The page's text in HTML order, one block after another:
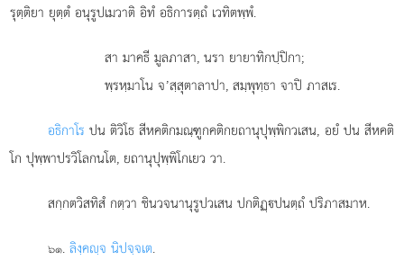
รุตฺติยา ยุตฺตํ อนุรูปเมวาติ อิทํ อธิการตฺถํ เวทิตพฺพํ.
สา มาคธี มูลภาสา, นรา ยายาทิกปฺปิกา;
พฺรหฺมาโน จ’สฺสุตาลาปา, สมฺพุทฺธา จาปิ ภาสเร.
อธิกาโร ปน ติวิโธ สีหคติกมณฺฑูกคติกยถานุปุพฺพิกวเสน, อยํ ปน สีหคติ
โก ปุพฺพาปรวิโลกนโต, ยถานุปุพฺพิโกเยว วา.
สกฺกตวิสทิสํ กตฺวา ชินวจนานุรูปวเสน ปกติฏฺปนตฺถํ ปริภาสมาห.
๖๑.ลิงฺคฺจ นิปจฺจเต.